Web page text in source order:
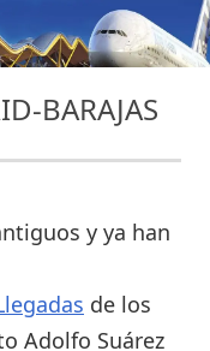
BARAJAS
y ya han
de los
Adolfo Suárez